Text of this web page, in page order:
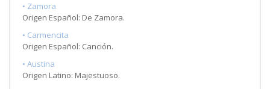
• Zamora
Origen Español: De Zamora.
• Carmencita
Origen Español: Canción.
• Austina
Origen Latino: Majestuoso.